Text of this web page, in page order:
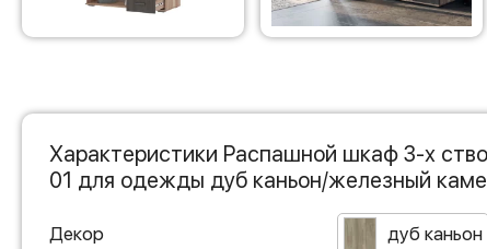
Характеристики Распашной шкаф 3-х
01 для одежды дуб каньон/железный
Декор дуб каньон